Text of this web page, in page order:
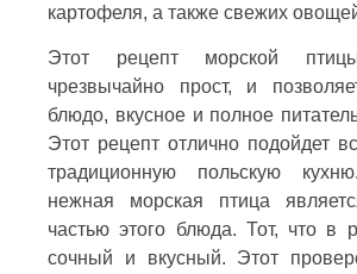
картофеля, а также свежих
Этот рецепт морской
чрезвычайно прост, и
блюдо, вкусное и полное
Этот рецепт отлично подойдет
традиционную польскую
нежная морская птица
частью этого блюда. Тот, что в
сочный и вкусный. Этот